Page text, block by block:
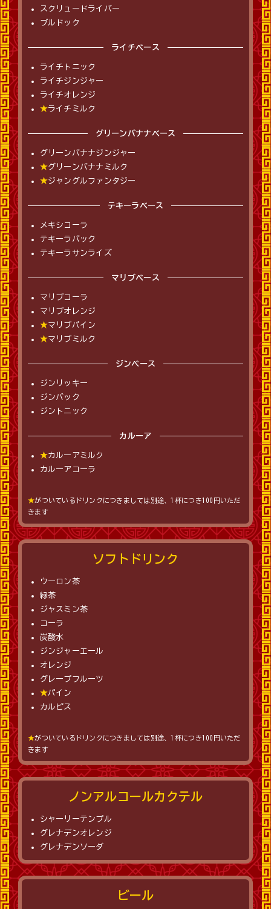
スクリュードライバー
ブルドック
ライチベース
ライチトニック
ライチジンジャー
ライチオレンジ
★ライチミルク
グリーンバナナベース
グリーンバナナジンジャー
★グリーンバナナミルク
★ジャングルファンタジー
テキーラベース
メキシコーラ
テキーラバック
テキーラサンライズ
マリブベース
マリブコーラ
マリブオレンジ
★マリブパイン
★マリブミルク
ジンベース
ジンリッキー
ジンバック
ジントニック
カルーア
★カルーアミルク
カルーアコーラ
★がついているドリンクにつきましては別途、1杯につき100円いただ
きます
ソフトドリンク
ウーロン茶
緑茶
ジャスミン茶
コーラ
炭酸水
ジンジャーエール
オレンジ
グレープフルーツ
★パイン
カルピス
★がついているドリンクにつきましては別途、1杯につき100円いただ
きます
ノンアルコールカクテル
シャーリーテンプル
グレナデンオレンジ
グレナデンソーダ
ビール